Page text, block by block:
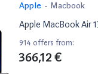
Apple - Macbook
Apple MacBook Air
914 offers from:
366,12 €